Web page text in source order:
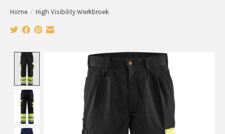
Home / High Visibility Werkbroek
Product image slideshow Items